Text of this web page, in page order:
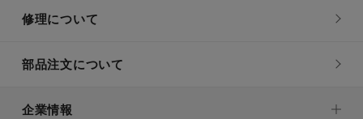
修理について
部品注文について
企業情報